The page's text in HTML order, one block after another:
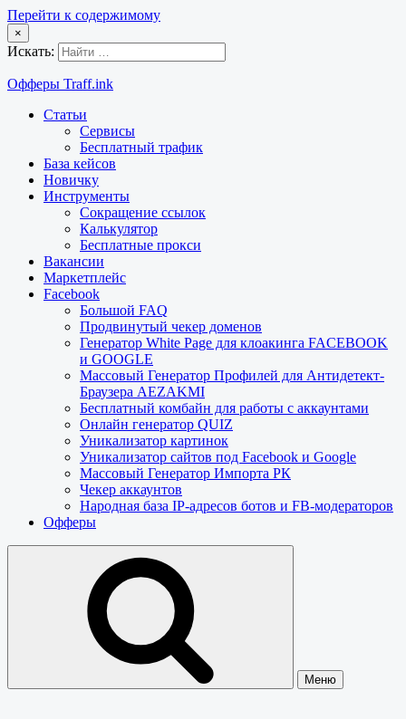
Перейти к содержимому
×
Искать:
Офферы Traff.ink
Статьи
Сервисы
Бесплатный трафик
База кейсов
Новичку
Инструменты
Сокращение ссылок
Калькулятор
Бесплатные прокси
Вакансии
Маркетплейс
Facebook
Большой FAQ
Продвинутый чекер доменов
Генератор White Page для клоакинга FACEBOOK
и GOOGLE
Массовый Генератор Профилей для Антидетект-
Браузера AEZAKMI
Бесплатный комбайн для работы с аккаунтами
Онлайн генератор QUIZ
Уникализатор картинок
Уникализатор сайтов под Facebook и Google
Массовый Генератор Импорта РК
Чекер аккаунтов
Народная база IP-адресов ботов и FB-модераторов
Офферы
Меню